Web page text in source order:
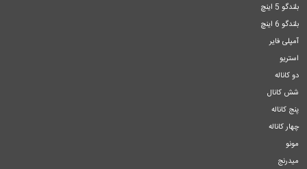
بلندگو 5 اینچ
بلندگو 6 اینچ
آمپلی فایر
استریو
دو کاناله
شش کانال
پنج کاناله
چهار کاناله
مونو
میدرنج